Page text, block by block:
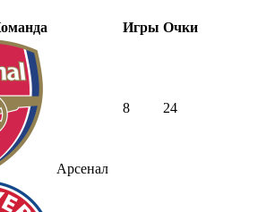
Игры Очки
Арсенал
8 24